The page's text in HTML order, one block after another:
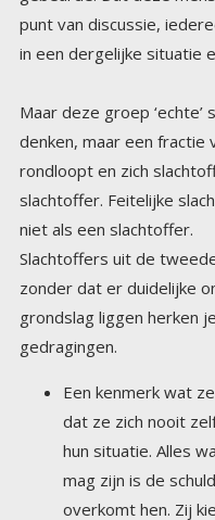
in een dergelijke situatie
Maar deze groep
denken, maar een
rondloopt en zich
slachtoffer. Feitelijke
niet als een slachtoffer.
Slachtoffers uit de
zonder dat er duidelijke
grondslag liggen herken
gedragingen.
Een kenmerk wat
dat ze zich nooit
hun situatie. Alles
mag zijn is de
overkomt hen. Zij
in situaties. Vaak
hebben en die alle
kiest, leg je iets
Zolang je niet kiest
het mensen die de
hen overkomt bij
vooral voor de
Positieve